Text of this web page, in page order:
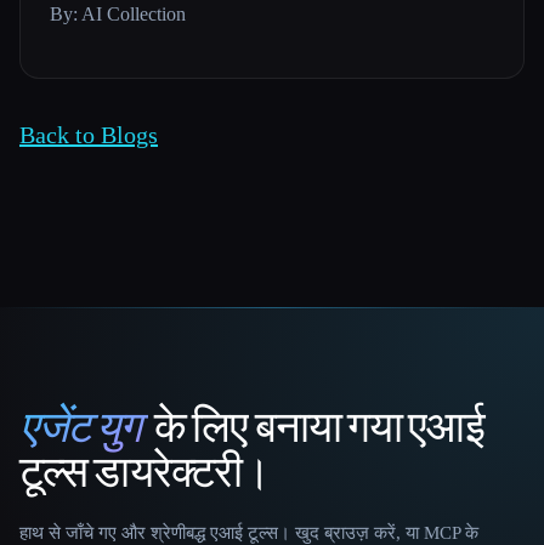
By: AI Collection
Back to Blogs
That AI Collection
एजेंट युगके लिए बनाया गया एआई
टूल्स डायरेक्टरी।
हाथ से जाँचे गए और श्रेणीबद्ध एआई टूल्स। खुद ब्राउज़ करें, या MCP के